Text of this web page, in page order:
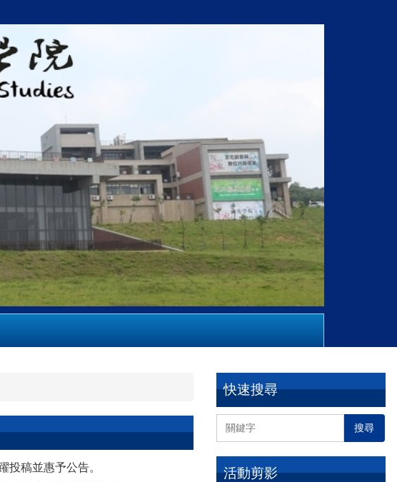
投稿並惠予公告。
快速搜尋
搜尋
活動剪影
115年6月3日客語專家
徐建芳老師到院討論。